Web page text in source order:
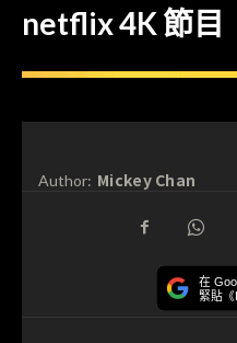
netflix 4K 節目
Author: Mickey Chan
在
緊貼